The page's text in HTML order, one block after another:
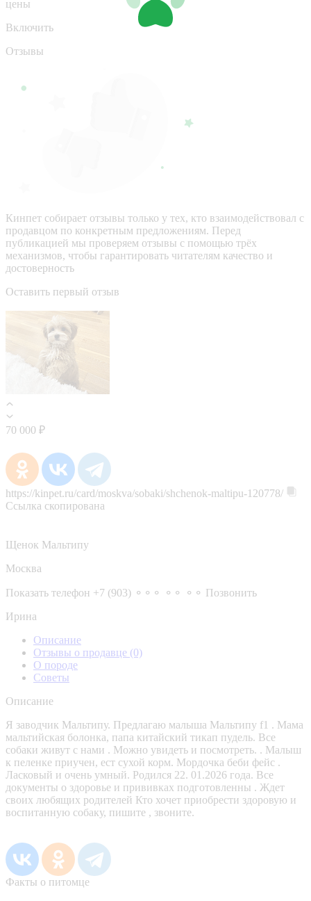
цены
Включить
Отзывы
Кинпет собирает отзывы только у тех, кто взаимодействовал с
продавцом по конкретным предложениям. Перед
публикацией мы проверяем отзывы с помощью трёх
механизмов, чтобы гарантировать читателям качество и
достоверность
Оставить первый отзыв
70 000 ₽
https://kinpet.ru/card/moskva/sobaki/shchenok-maltipu-120778/
Ссылка скопирована
Щенок Мальтипу
Москва
Показать телефон +7 (903) ⚬⚬⚬ ⚬⚬ ⚬⚬ Позвонить
Ирина
Описание
Отзывы о продавце (0)
О породе
Советы
Описание
Я заводчик Мальтипу. Предлагаю малыша Мальтипу f1 . Мама
мальтийская болонка, папа китайский тикап пудель. Все
собаки живут с нами . Можно увидеть и посмотреть. . Малыш
к пеленке приучен, ест сухой корм. Мордочка беби фейс .
Ласковый и очень умный. Родился 22. 01.2026 года. Все
документы о здоровье и прививках подготовленны . Ждет
своих любящих родителей Кто хочет приобрести здоровую и
воспитанную собаку, пишите , звоните.
Факты о питомце